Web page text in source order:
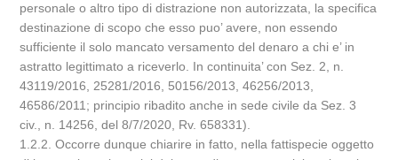
personale o altro tipo di distrazione non autorizzata, la specifica
destinazione di scopo che esso puo’ avere, non essendo
sufficiente il solo mancato versamento del denaro a chi e’ in
astratto legittimato a riceverlo. In continuita’ con Sez. 2, n.
43119/2016, 25281/2016, 50156/2013, 46256/2013,
46586/2011; principio ribadito anche in sede civile da Sez. 3
civ., n. 14256, del 8/7/2020, Rv. 658331).
1.2.2. Occorre dunque chiarire in fatto, nella fattispecie oggetto